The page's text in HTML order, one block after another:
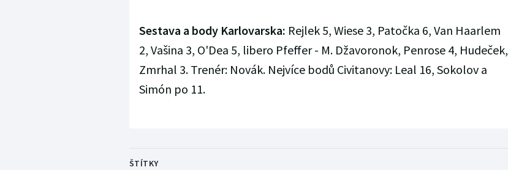
Sestava a body Karlovarska: Rejlek 5, Wiese 3, Patočka 6, Van Haarlem
2, Vašina 3, O'Dea 5, libero Pfeffer - M. Džavoronok, Penrose 4, Hudeček,
Zmrhal 3. Trenér: Novák. Nejvíce bodů Civitanovy: Leal 16, Sokolov a
Simón po 11.
ŠTÍTKY